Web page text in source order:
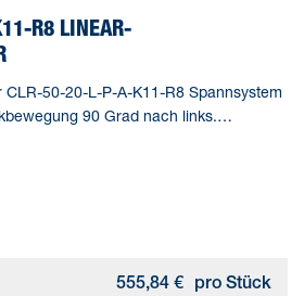
R8 LINEAR-
50-20-L-P-A-K11-R8 Spannsystem
90 Grad nach links.
555,84 € pro Stück